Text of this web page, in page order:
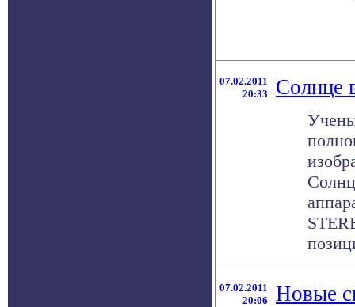
07.02.2011
20:33
Солнце
07.02.2011
20:06
Новые